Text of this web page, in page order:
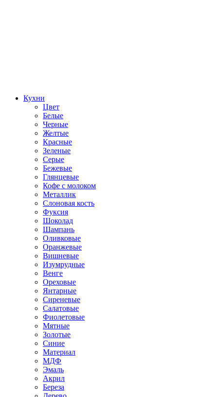
Кухни
Цвет
Белые
Черные
Желтые
Красные
Зеленые
Серые
Бежевые
Глянцевые
Кофе с молоком
Металлик
Слоновая кость
Фуксия
Шоколад
Шампань
Оливковые
Оранжевые
Вишневые
Изумрудные
Венге
Ореховые
Янтарные
Сиреневые
Салатовые
Фиолетовые
Мятные
Золотые
Синие
Материал
МДФ
Эмаль
Акрил
Береза